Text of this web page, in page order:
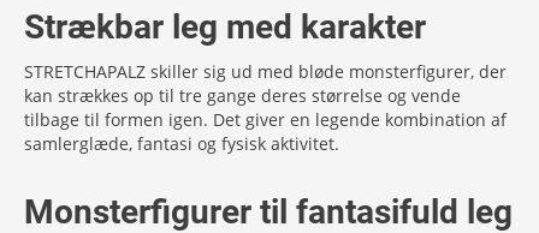
Strækbar leg med karakter
STRETCHAPALZ skiller sig ud med bløde monsterfigurer, der
kan strækkes op til tre gange deres størrelse og vende
tilbage til formen igen. Det giver en legende kombination af
samlerglæde, fantasi og fysisk aktivitet.
Monsterfigurer til fantasifuld leg